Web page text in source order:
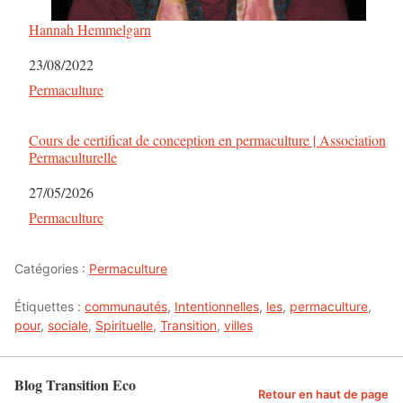
Hannah Hemmelgarn
Date
23/08/2022
Par rapport à
Permaculture
Cours de certificat de conception en permaculture | Association
Permaculturelle
Date
27/05/2026
Par rapport à
Permaculture
Catégories : Permaculture
Étiquettes : communautés, Intentionnelles, les, permaculture,
pour, sociale, Spirituelle, Transition, villes
Blog Transition Eco Retour en haut de page